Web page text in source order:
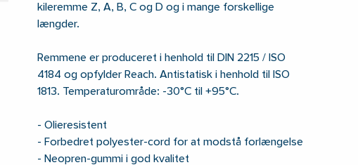
kileremme Z, A, B, C og D og i mange forskellige
længder.
Remmene er produceret i henhold til DIN 2215 / ISO
4184 og opfylder Reach. Antistatisk i henhold til ISO
1813. Temperaturområde: -30°C til +95°C.
- Olieresistent
- Forbedret polyester-cord for at modstå forlængelse
- Neopren-gummi i god kvalitet